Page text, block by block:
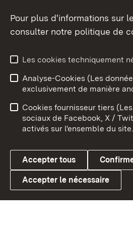
Aperçu des thèmes
Link zum Landesportal
Conseils d'utilisation
Cookies
Pour plus d'informations sur
consulter notre politique de
Les cookies techniquement
Analyse-Cookies (Les
exclusivement de manière
Cookies fournisseur tiers
sociaux de Facebook, X /
activés sur l'ensemble du
Accepter tous
Accepter le nécessaire